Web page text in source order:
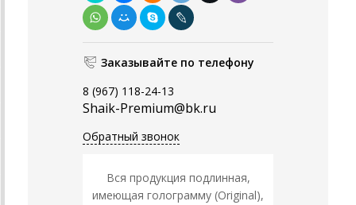
Заказывайте по телефону
8 (967) 118-24-13
Shaik-Premium@bk.ru
Обратный звонок
Вся продукция подлинная,
имеющая голограмму (Original),